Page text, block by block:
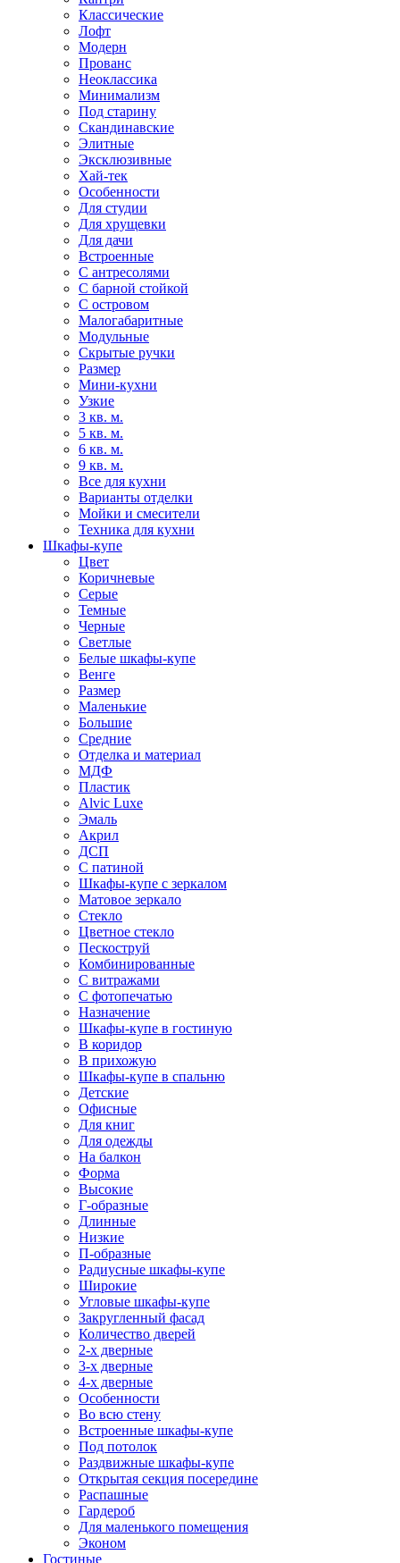
Классические
Лофт
Модерн
Прованс
Неоклассика
Минимализм
Под старину
Скандинавские
Элитные
Эксклюзивные
Хай-тек
Особенности
Для студии
Для хрущевки
Для дачи
Встроенные
С антресолями
С барной стойкой
С островом
Малогабаритные
Модульные
Скрытые ручки
Размер
Мини-кухни
Узкие
3 кв. м.
5 кв. м.
6 кв. м.
9 кв. м.
Все для кухни
Варианты отделки
Мойки и смесители
Техника для кухни
Шкафы-купе
Цвет
Коричневые
Серые
Темные
Черные
Светлые
Белые шкафы-купе
Венге
Размер
Маленькие
Большие
Средние
Отделка и материал
МДФ
Пластик
Alvic Luxe
Эмаль
Акрил
ДСП
С патиной
Шкафы-купе с зеркалом
Матовое зеркало
Стекло
Цветное стекло
Пескоструй
Комбинированные
С витражами
С фотопечатью
Назначение
Шкафы-купе в гостиную
В коридор
В прихожую
Шкафы-купе в спальню
Детские
Офисные
Для книг
Для одежды
На балкон
Форма
Высокие
Г-образные
Длинные
Низкие
П-образные
Радиусные шкафы-купе
Широкие
Угловые шкафы-купе
Закругленный фасад
Количество дверей
2-х дверные
3-х дверные
4-х дверные
Особенности
Во всю стену
Встроенные шкафы-купе
Под потолок
Раздвижные шкафы-купе
Открытая секция посередине
Распашные
Гардероб
Для маленького помещения
Эконом
Гостиные